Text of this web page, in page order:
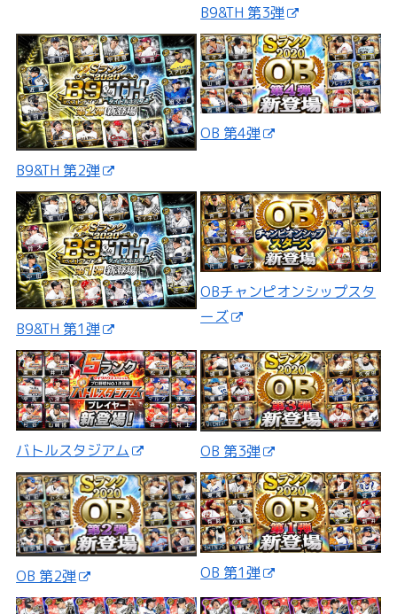
B9&TH 第3弾
B9&TH 第2弾
OB 第4弾
B9&TH 第1弾
OBチャンピオンシップスタ
ーズ
バトルスタジアム OB 第3弾
OB 第2弾 OB 第1弾